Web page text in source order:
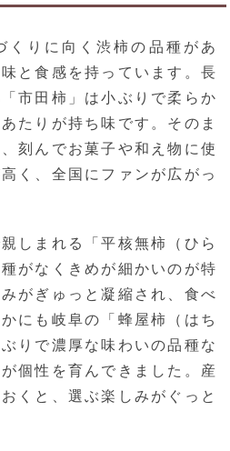
くりに向く渋柿の品種があ
と食感を持っています。長
市田柿」は小ぶりで柔らか
たりが持ち味です。そのま
刻んでお菓子や和え物に使
く、全国にファンが広がっ
しまれる「平核無柿（ひら
がなくきめが細かいのが特
がぎゅっと凝縮され、食べ
にも岐阜の「蜂屋柿（はち
りで濃厚な味わいの品種な
個性を育んできました。産
くと、選ぶ楽しみがぐっと